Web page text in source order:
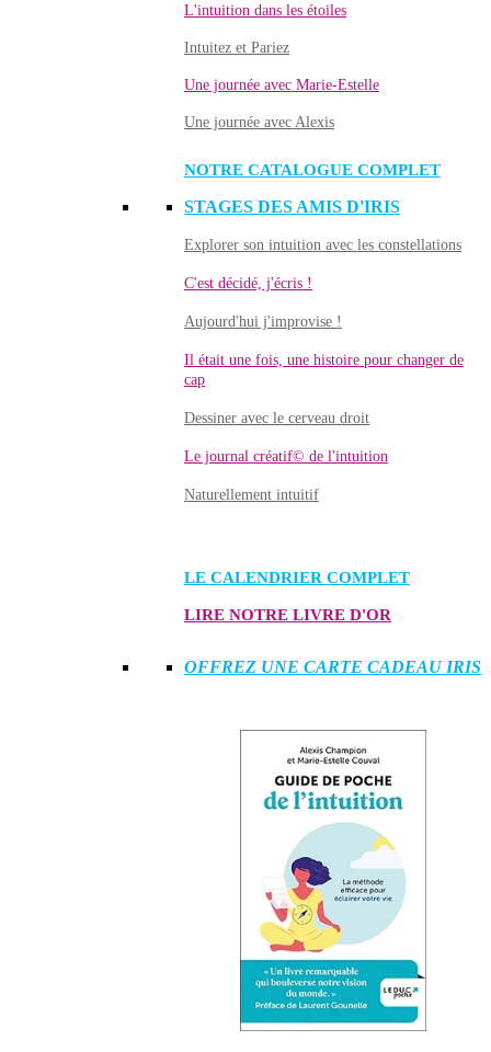
L'intuition dans les étoiles
Intuitez et Pariez
Une journée avec Marie-Estelle
Une journée avec Alexis
NOTRE CATALOGUE COMPLET
STAGES DES AMIS D'IRIS
Explorer son intuition avec les constellations
C'est décidé, j'écris !
Aujourd'hui j'improvise !
Il était une fois, une histoire pour changer de
cap
Dessiner avec le cerveau droit
Le journal créatif© de l'intuition
Naturellement intuitif
LE CALENDRIER COMPLET
LIRE NOTRE LIVRE D'OR
OFFREZ UNE CARTE CADEAU IRIS